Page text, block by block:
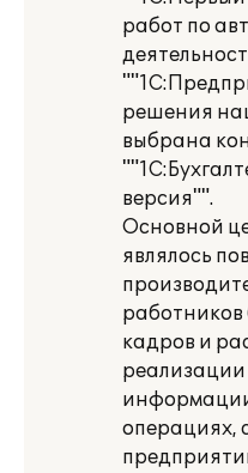
работ по
решения
выбрана
версия"".
Основной
являлось
работников
кадров и
операциях,